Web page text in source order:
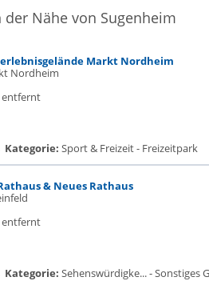
Nähe von Sugenheim
Markt Nordheim
Nordheim
entfernt
Kategorie: Sport & Freizeit - Freizeitpark
& Neues Rathaus
entfernt
Kategorie: Sehenswürdigke... - Sonstiges